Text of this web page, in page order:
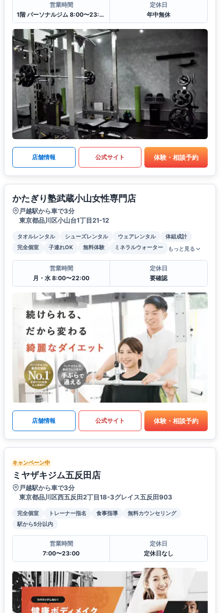
営業時間
1階 パーソナルジム 8:00〜23:00
定休日
年中無休
店舗情報 公式サイト 体験・相談予約
かたぎり塾武蔵小山女性専門店
戸越駅から車で3分
東京都品川区小山台1丁目21-12
タオルレンタル シューズレンタル ウェアレンタル
体組成計
完全個室
子連れOK 無料体験 ミネラルウォーター もっと見る
営業時間
月・水 8:00〜22:00
定休日
要確認
店舗情報 公式サイト 体験・相談予約
キャンペーン中
ミヤザキジム五反田店
戸越駅から車で3分
東京都品川区西五反田2丁目18-3グレイス五反田903
完全個室 トレーナー指名 食事指導
無料カウンセリング
駅から5分以内
営業時間
7:00〜23:00
定休日
定休日なし